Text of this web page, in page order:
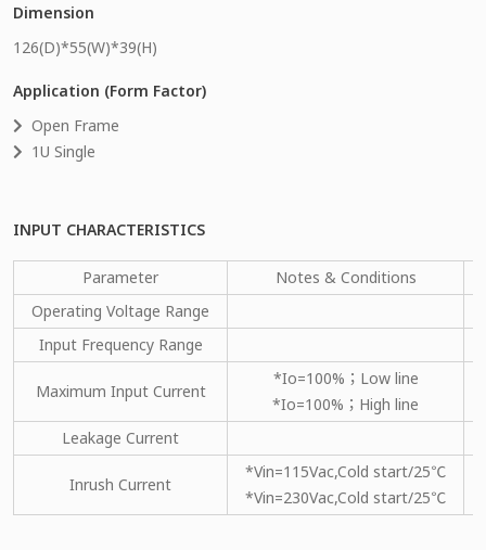
Dimension
126(D)*55(W)*39(H)
Application (Form Factor)
Open Frame
1U Single
INPUT CHARACTERISTICS
Parameter Notes & Conditions
Operating Voltage Range
Input Frequency Range
Maximum Input Current
*Io=100%；Low line
*Io=100%；High line
Leakage Current
Inrush Current
*Vin=115Vac,Cold start/25℃
*Vin=230Vac,Cold start/25℃